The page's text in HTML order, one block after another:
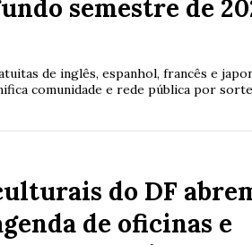
semestre de
de inglês, espanhol, francês e
comunidade e rede pública por
do DF
de oficinas e